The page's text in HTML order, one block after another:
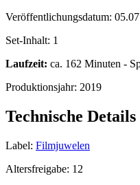
Veröffentlichungsdatum:
Set-Inhalt: 1
Laufzeit: ca. 162 Minuten -
Produktionsjahr: 2019
Technische Details
Label: Filmjuwelen
Altersfreigabe: 12